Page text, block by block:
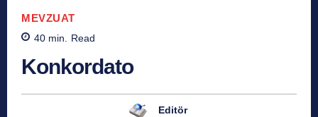
MEVZUAT
40 min. Read
Konkordato
Editör